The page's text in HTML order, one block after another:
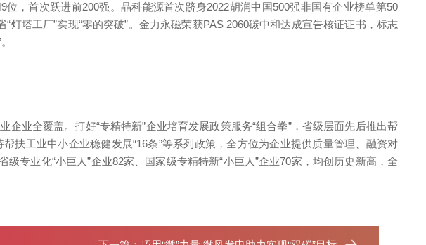
首次跃进前200强。晶科能源首次跻身2022胡润中国500强非国有企业榜单第50
塔工厂”实现“零的突破”。金力永磁荣获PAS 2060碳中和达成宣告核证证书，标志
全覆盖。打好“专精特新”企业培育发展政策服务“组合拳”，省级层面先后推出帮
扶工业中小企业稳健发展“16条”等系列政策，全方位为企业提供质量管理、融资对
专业化“小巨人”企业82家、国家级专精特新“小巨人”企业70家，均创历史新高，全